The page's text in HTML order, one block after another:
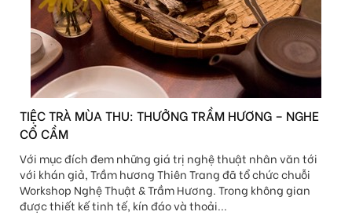
TIỆC TRÀ MÙA THU: THƯỞNG TRẦM HƯƠNG – NGHE
CỔ CẦM
Với mục đích đem những giá trị nghệ thuật nhân văn tới
với khán giả, Trầm hương Thiên Trang đã tổ chức chuỗi
Workshop Nghệ Thuật & Trầm Hương. Trong không gian
được thiết kế tinh tế, kín đáo và thoải...